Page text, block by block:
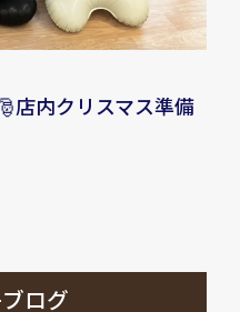
店内クリスマス準備
ログ